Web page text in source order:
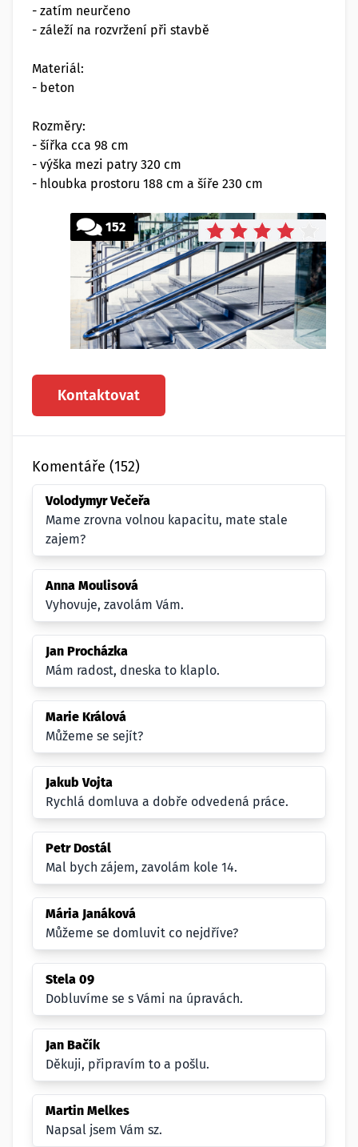
- zatím neurčeno
- záleží na rozvržení při stavbě
Materiál:
- beton
Rozměry:
- šířka cca 98 cm
- výška mezi patry 320 cm
- hloubka prostoru 188 cm a šíře 230 cm
152
Kontaktovat
Komentáře (152)
Volodymyr Večeřa
Mame zrovna volnou kapacitu, mate stale
zajem?
Anna Moulisová
Vyhovuje, zavolám Vám.
Jan Procházka
Mám radost, dneska to klaplo.
Marie Králová
Můžeme se sejít?
Jakub Vojta
Rychlá domluva a dobře odvedená práce.
Petr Dostál
Mal bych zájem, zavolám kole 14.
Mária Janáková
Můžeme se domluvit co nejdříve?
Stela 09
Dobluvíme se s Vámi na úpravách.
Jan Bačík
Děkuji, připravím to a pošlu.
Martin Melkes
Napsal jsem Vám sz.